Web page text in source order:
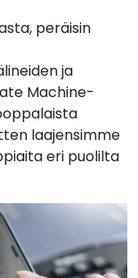
peräisin
ja
Machine-
laajensimme
eri puolilta